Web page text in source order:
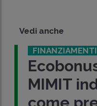
Vedi anche
FINANZIAMENTI
MIMIT